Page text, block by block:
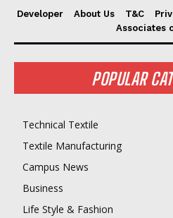
Developer About Us T&C
Associates
POPULAR
Technical Textile
Textile Manufacturing
Campus News
Business
Life Style & Fashion